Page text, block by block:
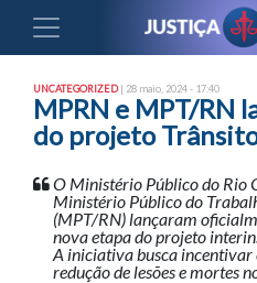
UNCATEGORIZED| 28 maio, 2024 - 17:40
MPRN e MPT/RN
do projeto
O Ministério Público do Rio
Ministério Público do
(MPT/RN) lançaram
nova etapa do projeto
A iniciativa busca incentivar
redução de lesões e mortes